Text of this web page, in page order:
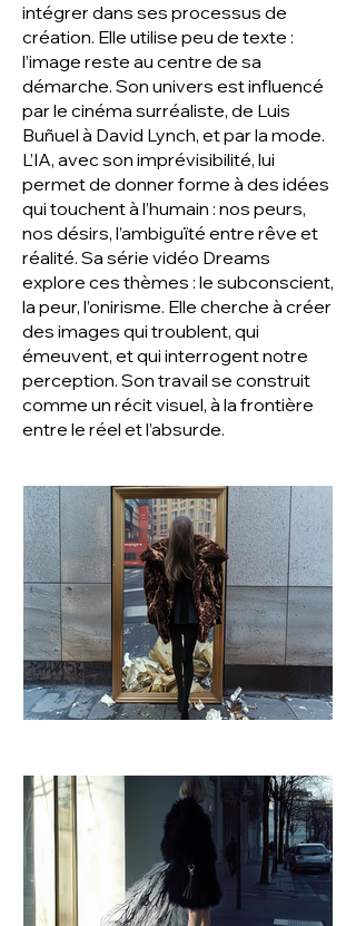
intégrer dans ses processus de
création. Elle utilise peu de texte :
l’image reste au centre de sa
démarche. Son univers est influencé
par le cinéma surréaliste, de Luis
Buñuel à David Lynch, et par la mode.
L’IA, avec son imprévisibilité, lui
permet de donner forme à des idées
qui touchent à l’humain : nos peurs,
nos désirs, l’ambiguïté entre rêve et
réalité. Sa série vidéo Dreams
explore ces thèmes : le subconscient,
la peur, l’onirisme. Elle cherche à créer
des images qui troublent, qui
émeuvent, et qui interrogent notre
perception. Son travail se construit
comme un récit visuel, à la frontière
entre le réel et l’absurde.